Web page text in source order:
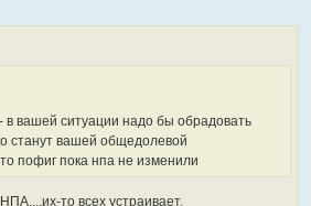
вашей ситуации надо бы обрадовать
станут вашей общедолевой
пофиг пока нпа не изменили
то всех устраивает.